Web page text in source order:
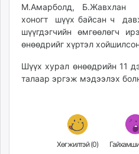
tvmongolia.mn
mass.mn
unegui.mn
assa.mn
toim.mn
tac.mn
М.Амарболд, Б.Жавхлан
хоногт шүүх байсан ч
шүүгдэгчийн өмгөөлөгч
өнөөдрийг хүртэл
Шүүх хурал өнөөдрийн 11
талаар эргэж мэдээлэх
Хөгжилтэй (0)